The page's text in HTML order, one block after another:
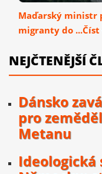
Maďarský ministr
migranty do ...Číst
NEJČTENĚJŠÍ
Dánsko
pro
Metanu
Ideologická